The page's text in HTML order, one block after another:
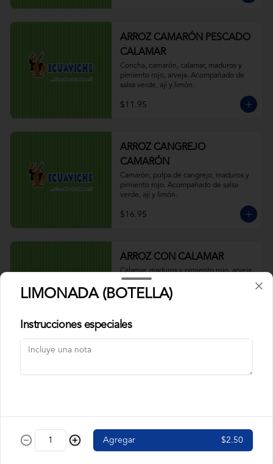
ARROZ CAMARÓN PESCADO
CALAMAR
Concha, camarón, calamar, maduros y
pimiento rojo, arveja. Acompañado de
salsa verde, ají y limón.
$11.95
ARROZ CANGREJO
CAMARÓN
Camarón, pulpa de cangrejo, maduros y
pimiento rojo. Acompañado de salsa
verde, ají y limón.
$16.95
ARROZ CON CALAMAR
Calamar, maduros y pimiento rojo, arveja.
Acompañado de salsa verde, ají y limón.
$9.95
LIMONADA (BOTELLA)
Instrucciones especiales
Agregar $2.50